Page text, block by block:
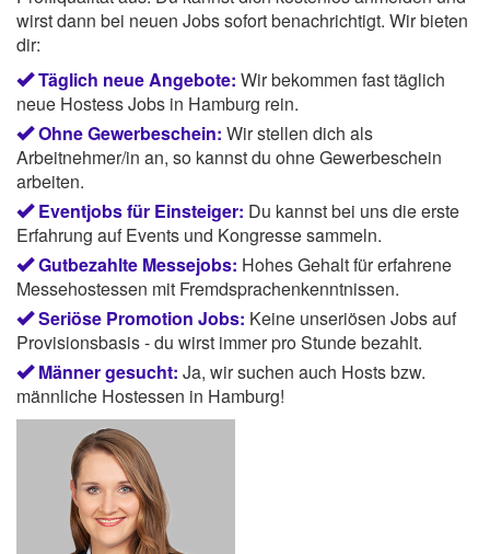
wirst dann bei neuen Jobs sofort benachrichtigt. Wir bieten
dir:
Täglich neue Angebote: Wir bekommen fast täglich
neue Hostess Jobs in Hamburg rein.
Ohne Gewerbeschein: Wir stellen dich als
Arbeitnehmer/in an, so kannst du ohne Gewerbeschein
arbeiten.
Eventjobs für Einsteiger: Du kannst bei uns die erste
Erfahrung auf Events und Kongresse sammeln.
Gutbezahlte Messejobs: Hohes Gehalt für erfahrene
Messehostessen mit Fremdsprachenkenntnissen.
Seriöse Promotion Jobs: Keine unseriösen Jobs auf
Provisionsbasis - du wirst immer pro Stunde bezahlt.
Männer gesucht: Ja, wir suchen auch Hosts bzw.
männliche Hostessen in Hamburg!